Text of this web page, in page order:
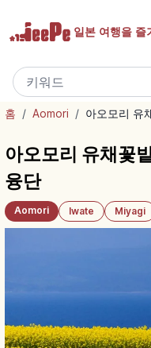
일본 여행을 즐
홈 / Aomori / 아오모리 유
아오모리 유채꽃
융단
Aomori Iwate Miyagi